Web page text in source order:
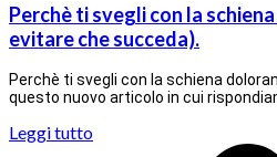
Perchè ti svegli con la
evitare che succeda).
Perchè ti svegli con la schiena
questo nuovo articolo in cui
Leggi tutto